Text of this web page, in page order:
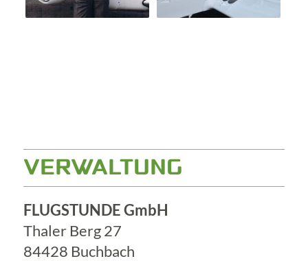
VERWALTUNG
FLUGSTUNDE GmbH
Thaler Berg 27
84428 Buchbach